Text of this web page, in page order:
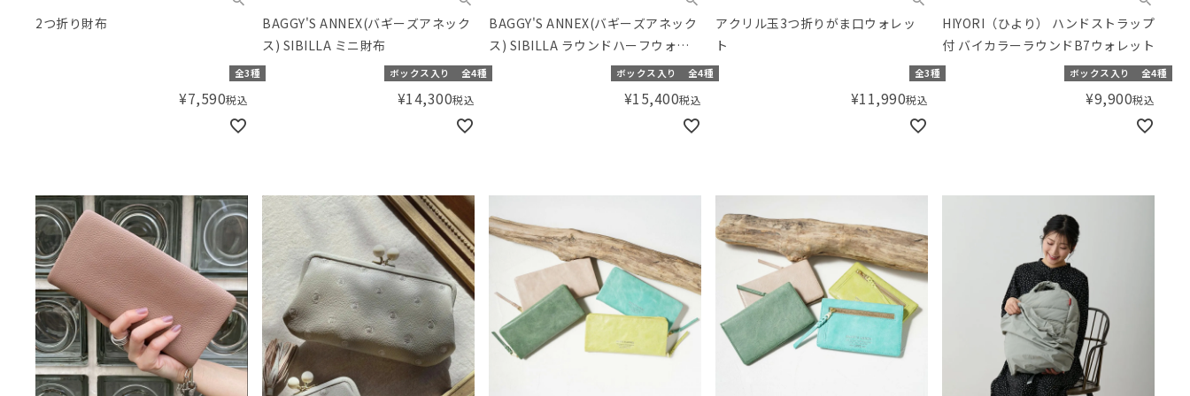
2つ折り財布
全3種
¥7,590税込
BAGGY'S ANNEX(バギーズアネック
ス) SIBILLA ミニ財布
ボックス入り 全4種
¥14,300税込
BAGGY'S ANNEX(バギーズアネック
ス) SIBILLA ラウンドハーフウォレ
ット
ボックス入り 全4種
¥15,400税込
アクリル玉3つ折りがま口ウォレッ
ト
全3種
¥11,990税込
HIYORI（ひより） ハンドストラップ
付 バイカラーラウンドB7ウォレット
ボックス入り 全4種
¥9,900税込